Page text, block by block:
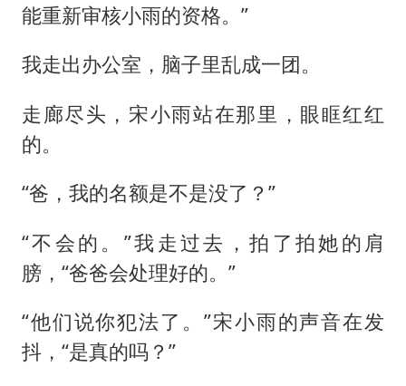
能重新审核小雨的资格。”
我走出办公室，脑子里乱成一团。
走廊尽头，宋小雨站在那里，眼眶红红
的。
“爸，我的名额是不是没了？”
“不会的。”我走过去，拍了拍她的肩
膀，“爸爸会处理好的。”
“他们说你犯法了。”宋小雨的声音在发
抖，“是真的吗？”